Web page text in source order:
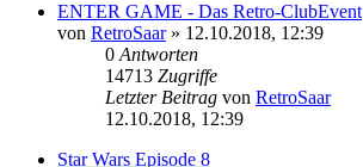
ENTER GAME - Das Retro-ClubEvent
von RetroSaar» 12.10.2018, 12:39
0Antworten
14713 Zugriffe
Letzter Beitrag von RetroSaar
12.10.2018, 12:39
Star Wars Episode 8